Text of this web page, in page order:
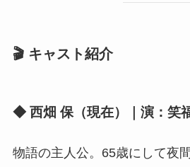
🎬 キャスト紹介
◆ 西畑 保（現在）｜演：笑
物語の主人公。65歳にして夜